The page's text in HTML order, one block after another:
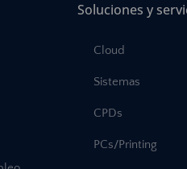
Soluciones y
Cloud
Sistemas
CPDs
PCs/Printing